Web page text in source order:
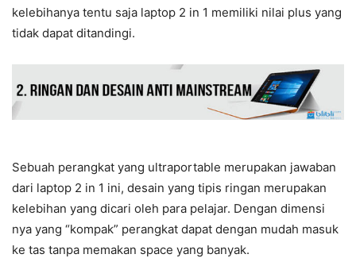
kelebihanya tentu saja laptop 2 in 1 memiliki nilai plus yang
tidak dapat ditandingi.
Sebuah perangkat yang ultraportable merupakan jawaban
dari laptop 2 in 1 ini, desain yang tipis ringan merupakan
kelebihan yang dicari oleh para pelajar. Dengan dimensi
nya yang “kompak” perangkat dapat dengan mudah masuk
ke tas tanpa memakan space yang banyak.